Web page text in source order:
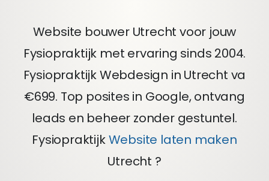
Website bouwer Utrecht voor jouw
Fysiopraktijk met ervaring sinds 2004.
Fysiopraktijk Webdesign in Utrecht va
€699. Top posites in Google, ontvang
leads en beheer zonder gestuntel.
FysiopraktijkWebsite laten maken
Utrecht ?